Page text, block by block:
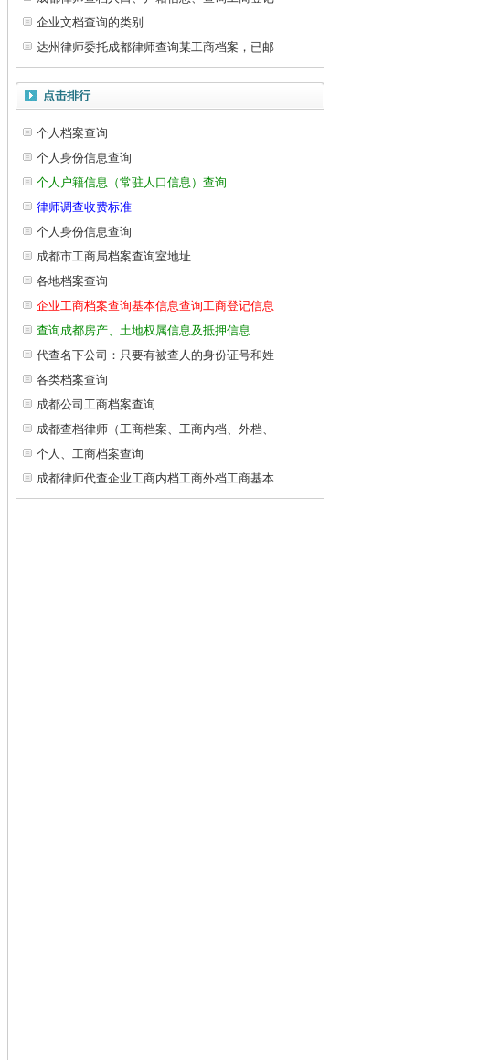
企业文档查询的类别
达州律师委托成都律师查询某工商档案，已邮
点击排行
个人档案查询
个人身份信息查询
个人户籍信息（常驻人口信息）查询
律师调查收费标准
个人身份信息查询
成都市工商局档案查询室地址
各地档案查询
企业工商档案查询基本信息查询工商登记信息
查询成都房产、土地权属信息及抵押信息
代查名下公司：只要有被查人的身份证号和姓
各类档案查询
成都公司工商档案查询
成都查档律师（工商档案、工商内档、外档、
个人、工商档案查询
成都律师代查企业工商内档工商外档工商基本